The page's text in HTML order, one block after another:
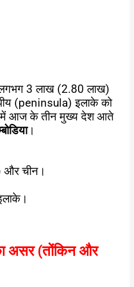
लगभग 3 लाख (2.80 लाख)
(peninsula) इलाके को
आज के तीन मुख्य देश आते
।
और चीन।
असर (तोंकिन और